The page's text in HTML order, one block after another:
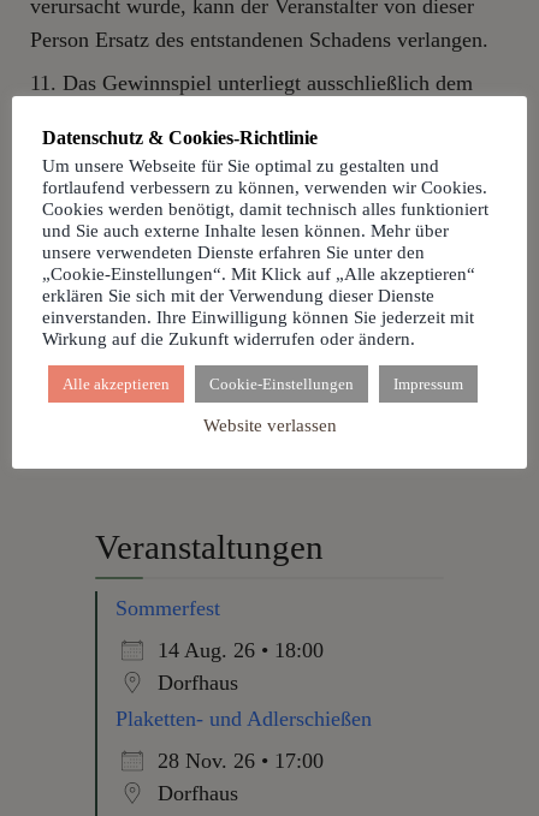
verursacht wurde, kann der Veranstalter von dieser
Person Ersatz des entstandenen Schadens verlangen.
Das Gewinnspiel unterliegt ausschließlich dem
einzelne dieser Bedingungen unwirksam sein oder
werden, bleibt die Gültigkeit der übrigen Teilnahme-
und Durchführungsbedingungen hiervon unberührt.
Anstelle der ungültigen oder unwirksamen
Bestimmung gelten die gesetzlichen Regelungen.
Das Gewinnspiel wird nicht von Facebook
gesponsert oder unterstützt.
Veranstaltungen
Sommerfest
14 Aug. 26 • 18:00
Dorfhaus
Plaketten- und Adlerschießen
28 Nov. 26 • 17:00
Dorfhaus
Datenschutz & Cookies-Richtlinie
Um unsere Webseite für Sie optimal zu gestalten und
fortlaufend verbessern zu können, verwenden wir Cookies.
Cookies werden benötigt, damit technisch alles funktioniert
und Sie auch externe Inhalte lesen können. Mehr über
unsere verwendeten Dienste erfahren Sie unter den
„Cookie-Einstellungen“. Mit Klick auf „Alle akzeptieren“
erklären Sie sich mit der Verwendung dieser Dienste
einverstanden. Ihre Einwilligung können Sie jederzeit mit
Wirkung auf die Zukunft widerrufen oder ändern.
Alle akzeptieren Cookie-Einstellungen Impressum
Website verlassen